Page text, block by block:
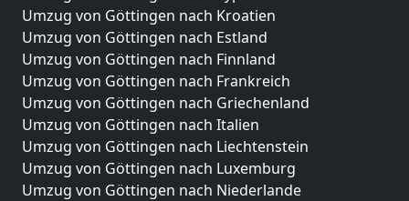
Umzug von Göttingen nach Kroatien
Umzug von Göttingen nach Estland
Umzug von Göttingen nach Finnland
Umzug von Göttingen nach Frankreich
Umzug von Göttingen nach Griechenland
Umzug von Göttingen nach Italien
Umzug von Göttingen nach Liechtenstein
Umzug von Göttingen nach Luxemburg
Umzug von Göttingen nach Niederlande